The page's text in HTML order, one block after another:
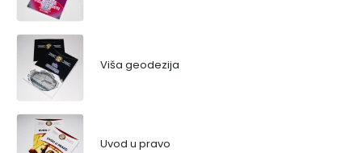
Viša geodezija
Uvod u pravo